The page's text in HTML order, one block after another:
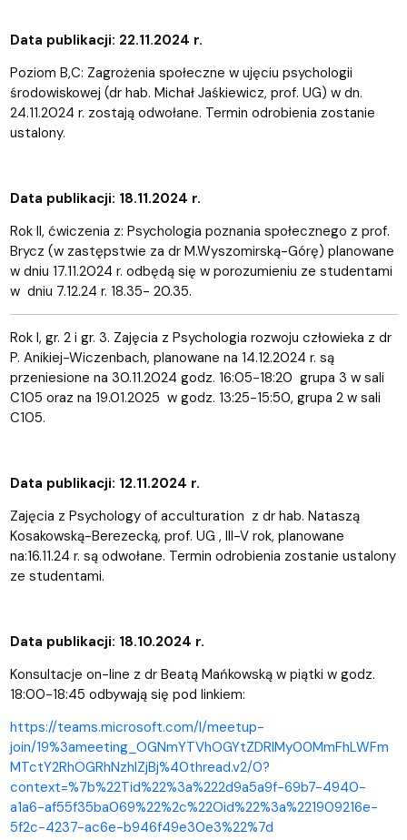
Data publikacji: 22.11.2024 r.
Poziom B,C: Zagrożenia społeczne w ujęciu psychologii
środowiskowej (dr hab. Michał Jaśkiewicz, prof. UG) w dn.
24.11.2024 r. zostają odwołane. Termin odrobienia zostanie
ustalony.
Data publikacji: 18.11.2024 r.
Rok II, ćwiczenia z: Psychologia poznania społecznego z prof.
Brycz (w zastępstwie za dr M.Wyszomirską-Górę) planowane
w dniu 17.11.2024 r. odbędą się w porozumieniu ze studentami
w dniu 7.12.24 r. 18.35- 20.35.
Rok I, gr. 2 i gr. 3. Zajęcia z Psychologia rozwoju człowieka z dr
P. Anikiej-Wiczenbach, planowane na 14.12.2024 r. są
przeniesione na 30.11.2024 godz. 16:05-18:20 grupa 3 w sali
C105 oraz na 19.01.2025 w godz. 13:25-15:50, grupa 2 w sali
C105.
Data publikacji: 12.11.2024 r.
Zajęcia z Psychology of acculturation z dr hab. Nataszą
Kosakowską-Berezecką, prof. UG , III-V rok, planowane
na:16.11.24 r. są odwołane. Termin odrobienia zostanie ustalony
ze studentami.
Data publikacji: 18.10.2024 r.
Konsultacje on-line z dr Beatą Mańkowską w piątki w godz.
18:00-18:45 odbywają się pod linkiem:
https://teams.microsoft.com/l/meetup-
join/19%3ameeting_OGNmYTVhOGYtZDRlMy00MmFhLWFm
MTctY2RhOGRhNzhlZjBj%40thread.v2/0?
context=%7b%22Tid%22%3a%222d9a5a9f-69b7-4940-
a1a6-af55f35ba069%22%2c%22Oid%22%3a%221909216e-
5f2c-4237-ac6e-b946f49e30e3%22%7d